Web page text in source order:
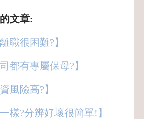
文章:
職很困難?】
都有專屬保母?】
風險高?】
樣?分辨好壞很簡單!】